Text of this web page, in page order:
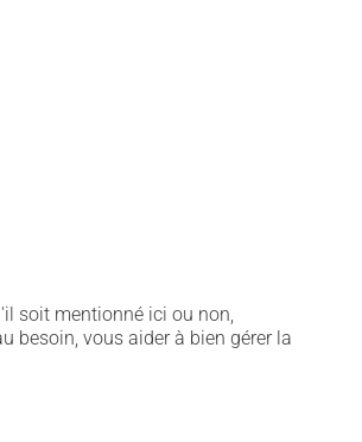
soit mentionné ici ou non,
besoin, vous aider à bien gérer la